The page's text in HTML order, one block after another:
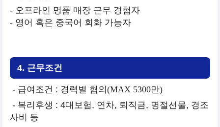
- 오프라인 명품 매장 근무 경험자
- 영어 혹은 중국어 회화 가능자
4. 근무조건
- 급여조건 : 경력별 협의 (MAX 5300만)
- 복리후생 : 4대보험, 연차, 퇴직금, 명절선물, 경조
사비 등